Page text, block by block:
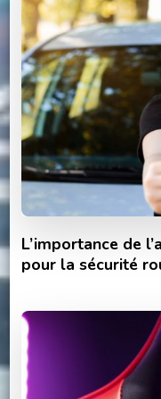
L’importance de
pour la sécurité